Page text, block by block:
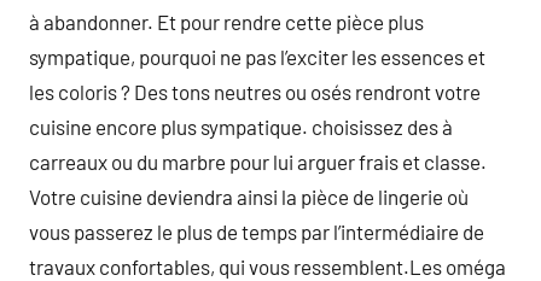
à abandonner. Et pour rendre cette pièce plus
sympatique, pourquoi ne pas l’exciter les essences et
les coloris ? Des tons neutres ou osés rendront votre
cuisine encore plus sympatique. choisissez des à
carreaux ou du marbre pour lui arguer frais et classe.
Votre cuisine deviendra ainsi la pièce de lingerie où
vous passerez le plus de temps par l’intermédiaire de
travaux confortables, qui vous ressemblent.Les oméga